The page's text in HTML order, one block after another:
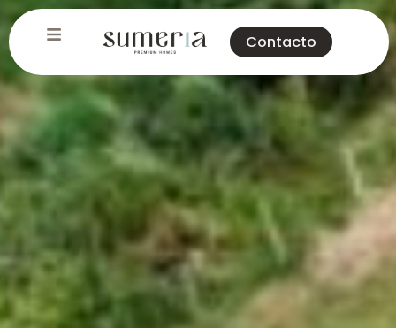
Contacto